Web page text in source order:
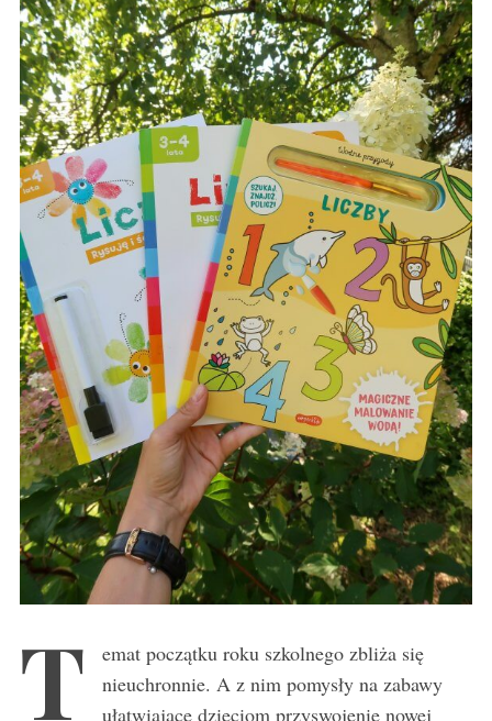
T
emat początku roku szkolnego zbliża się
nieuchronnie. A z nim pomysły na zabawy
ułatwiające dzieciom przyswojenie nowej